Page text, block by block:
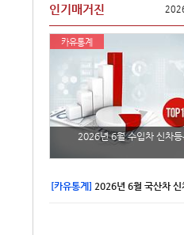
인기매거진
2026년 6월 수입차 신차등
카유통계
[카유통계] 2026년 6월 국산차 신